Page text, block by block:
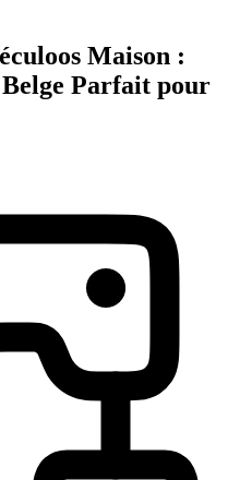
Maison :
Parfait pour